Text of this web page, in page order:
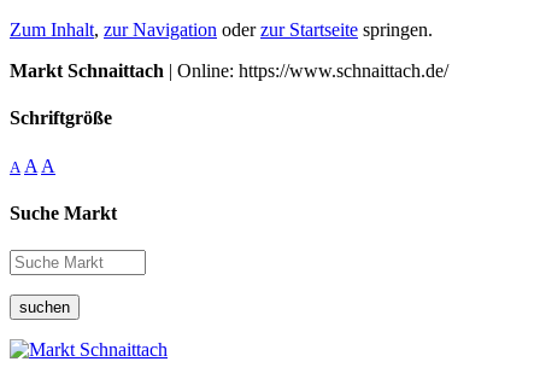
Zum Inhalt, zur Navigation oderzur Startseite springen.
Markt Schnaittach | Online: https://www.schnaittach.de/
Schriftgröße
A A A
Suche Markt
suchen